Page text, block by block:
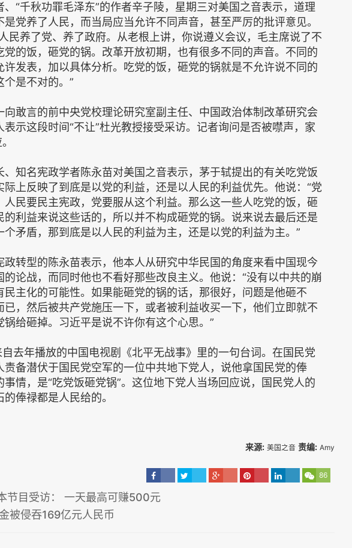
“千秋功罪毛泽东”的作者辛子陵，星期三对美国之音表示，道理
党养了人民，而当局应当允许不同声音，甚至严厉的批评意见。
民养了党、养了政府。从老根上讲，你说遵义会议，毛主席说了不
党的饭，砸党的锅。改革开放初期，也有很多不同的声音。不同的
许发表，加以具体分析。吃党的饭，砸党的锅就是不允许说不同的
是不对的。”
向敢言的前中央党校理论研究室副主任、中国政治体制改革研究会
示这段时间“不让”杜光教授接受采访。记者询问是否被噤声，家
、知名宪政学者陈永苗对美国之音表示，茅于轼提出的有关吃党饭
上反映了到底是以党的利益，还是以人民的利益优先。他说：“党
人民要民主宪政，党要服从这个利益。那么这一些人吃党的饭，砸
的利益来说这些话的，所以并不构成砸党的锅。说来说去最后还是
矛盾，那到底是以人民的利益为主，还是以党的利益为主。”
政转型的陈永苗表示，他本人从研究中华民国的角度来看中国现今
的论战，而同时他也不看好那些改良主义。他说：“没有以中共的崩
民主化的可能性。如果能砸党的锅的话，那很好，问题是他砸不
已，然后被共产党施压一下，或者被利益收买一下，他们立即就不
给砸掉。习近平是说不许你有这个心思。”
自去年播放的中国电视剧《北平无战事》里的一句台词。在国民党
责备潜伏于国民党空军的一位中共地下党人，说他拿国民党的俸
情，是“吃党饭砸党锅”。这位地下党人当场回应说，国民党人的
俸禄都是人民给的。
来源: 美国之音 责编: Amy
86
节目受访： 一天最高可赚500元
被侵吞169亿元人民币